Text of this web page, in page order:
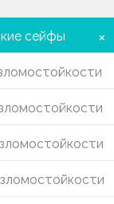
сейфы +